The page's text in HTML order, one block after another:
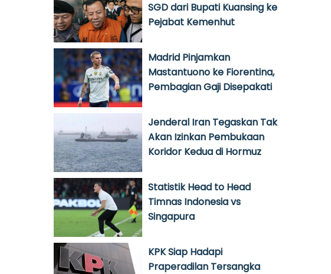
SGD dari Bupati Kuansing ke
Pejabat Kemenhut
Madrid Pinjamkan
Mastantuono ke Fiorentina,
Pembagian Gaji Disepakati
Jenderal Iran Tegaskan Tak
Akan Izinkan Pembukaan
Koridor Kedua di Hormuz
Statistik Head to Head
Timnas Indonesia vs
Singapura
KPK Siap Hadapi
Praperadilan Tersangka